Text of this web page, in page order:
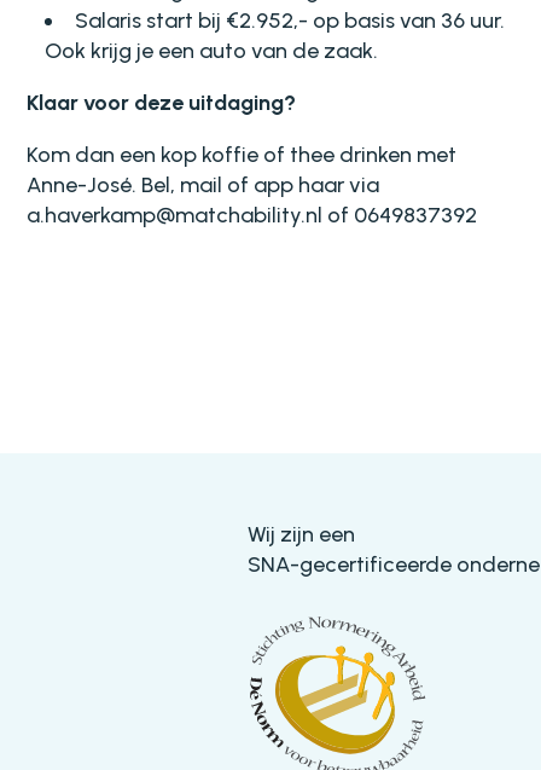
Salaris start bij €2.952,- op basis van 36 uur.
Ook krijg je een auto van de zaak.
Klaar voor deze uitdaging?
Kom dan een kop koffie of thee drinken met
Anne-José. Bel, mail of app haar via
a.haverkamp@matchability.nl of 0649837392
Wij zijn een
SNA-gecertificeerde